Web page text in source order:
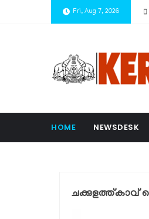
Fri, Aug 7, 2026
HOME NEWSDESK
ചക്കുളത്ത്കാവ്